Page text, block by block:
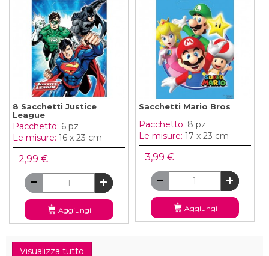
8 Sacchetti Justice
League
Pacchetto: 6 pz
Le misure: 16 x 23 cm
2,99 €
Aggiungi
Sacchetti Mario Bros
Pacchetto: 8 pz
Le misure: 17 x 23 cm
3,99 €
Aggiungi
Visualizza tutto